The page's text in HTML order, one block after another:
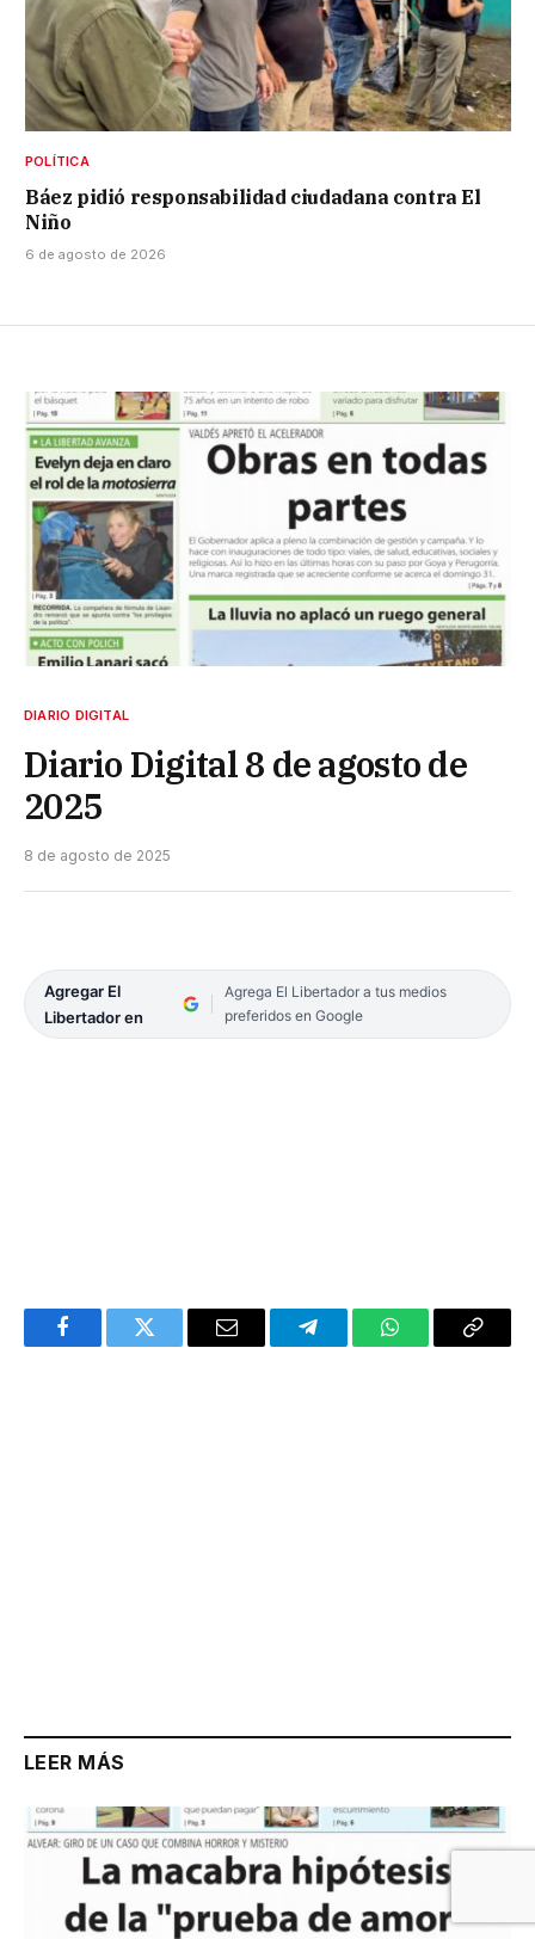
POLÍTICA
Báez pidió responsabilidad ciudadana contra El
Niño
6 de agosto de 2026
DIARIO DIGITAL
Diario Digital 8 de agosto de
2025
8 de agosto de 2025
Agregar El
Libertador en
Agrega El Libertador a tus medios
preferidos en Google
FacebookTwitter Email TelegramWhatsAppCopy
LEER MÁS